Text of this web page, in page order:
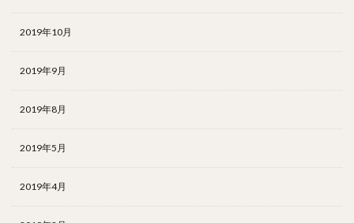
2019年10月
2019年9月
2019年8月
2019年5月
2019年4月